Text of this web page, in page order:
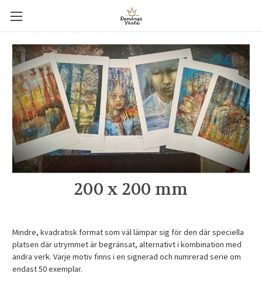
200 x 200 mm
Mindre, kvadratisk format som väl lämpar sig för den där speciella
platsen där utrymmet är begränsat, alternativt i kombination med
andra verk. Varje motiv finns i en signerad och numrerad serie om
endast 50 exemplar.